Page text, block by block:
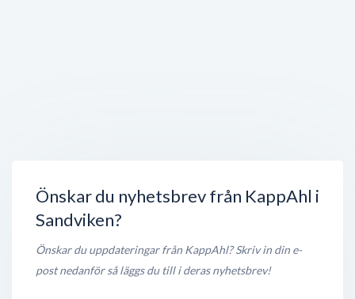
Önskar du nyhetsbrev från KappAhl i
Sandviken?
Önskar du uppdateringar från KappAhl? Skriv in din e-
post nedanför så läggs du till i deras nyhetsbrev!